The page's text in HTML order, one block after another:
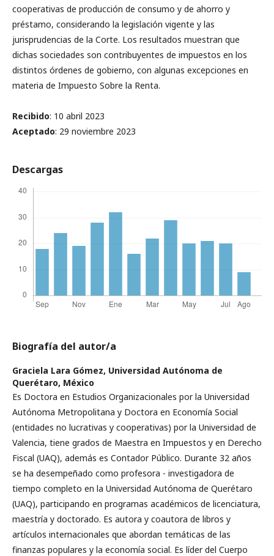
cooperativas de producción de consumo y de ahorro y
préstamo, considerando la legislación vigente y las
jurisprudencias de la Corte. Los resultados muestran que
dichas sociedades son contribuyentes de impuestos en los
distintos órdenes de gobierno, con algunas excepciones en
materia de Impuesto Sobre la Renta.
Recibido: 10 abril 2023
Aceptado: 29 noviembre 2023
Descargas
Biografía del autor/a
Graciela Lara Gómez, Universidad Autónoma de
Querétaro, México
Es Doctora en Estudios Organizacionales por la Universidad
Autónoma Metropolitana y Doctora en Economía Social
(entidades no lucrativas y cooperativas) por la Universidad de
Valencia, tiene grados de Maestra en Impuestos y en Derecho
Fiscal (UAQ), además es Contador Público. Durante 32 años
se ha desempeñado como profesora - investigadora de
tiempo completo en la Universidad Autónoma de Querétaro
(UAQ), participando en programas académicos de licenciatura,
maestría y doctorado. Es autora y coautora de libros y
artículos internacionales que abordan temáticas de las
finanzas populares y la economía social. Es líder del Cuerpo